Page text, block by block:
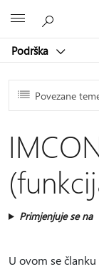
Podrška
Povezane
Primjenjuje se na
U ovom se